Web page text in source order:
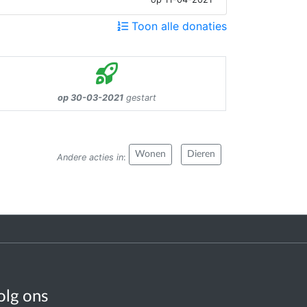
Toon alle donaties
op 30-03-2021 gestart
Andere acties in: Wonen Dieren
ons